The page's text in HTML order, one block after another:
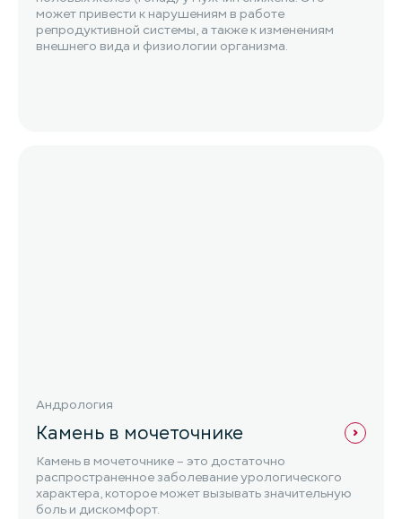
может привести к нарушениям в работе
репродуктивной системы, а также к изменениям
внешнего вида и физиологии организма.
Андрология
Камень в мочеточнике
Камень в мочеточнике – это достаточно
распространенное заболевание урологического
характера, которое может вызывать значительную
боль и дискомфорт.